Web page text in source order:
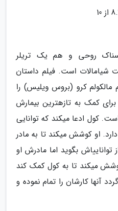
روحی و هم یک تریلر
شیامالات است. فیلم داستان
کرو (بروس ویلیس) را
کمک به تازهترین بیمارش
کول ادعا میکند که توانایی
او کوشش میکند تا به مادر
بگوید اما مادرش او
کوشش میکند تا به کول کمک کند
آنها کارشان را تمام نموده و